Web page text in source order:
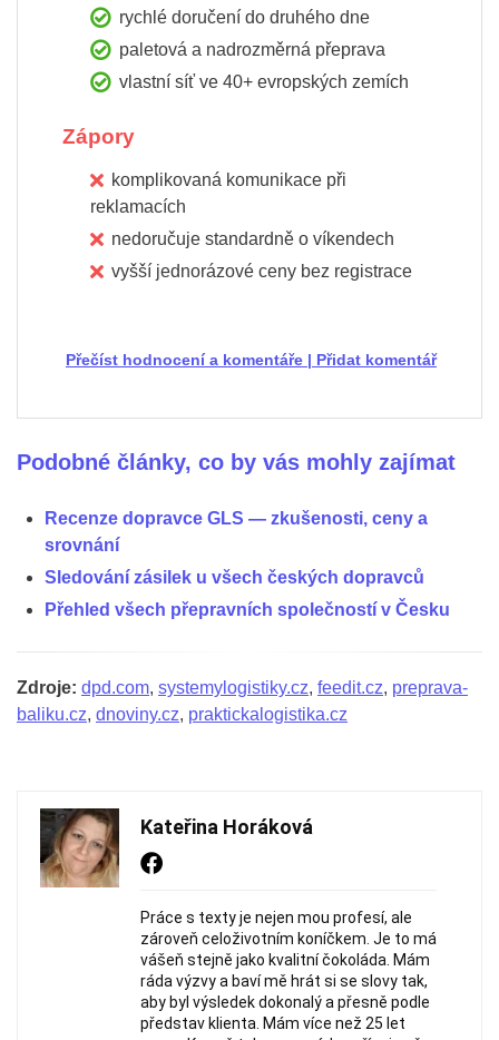
rychlé doručení do druhého dne
paletová a nadrozměrná přeprava
vlastní síť ve 40+ evropských zemích
Zápory
komplikovaná komunikace při
reklamacích
nedoručuje standardně o víkendech
vyšší jednorázové ceny bez registrace
Přidat komentář
|
Přečíst hodnocení a komentáře
Podobné články, co by vás mohly zajímat
Recenze dopravce GLS — zkušenosti, ceny a
srovnání
Sledování zásilek u všech českých dopravců
Přehled všech přepravních společností v Česku
Zdroje: dpd.com, systemylogistiky.cz, feedit.cz, preprava-
baliku.cz, dnoviny.cz, praktickalogistika.cz
Kateřina Horáková
Práce s texty je nejen mou profesí, ale
zároveň celoživotním koníčkem. Je to má
vášeň stejně jako kvalitní čokoláda. Mám
ráda výzvy a baví mě hrát si se slovy tak,
aby byl výsledek dokonalý a přesně podle
představ klienta. Mám více než 25 let